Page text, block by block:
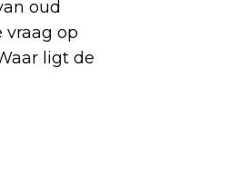
oud
op
ligt de